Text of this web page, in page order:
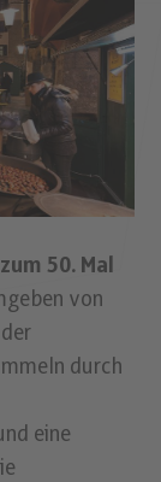
50. Mal
von
durch
eine